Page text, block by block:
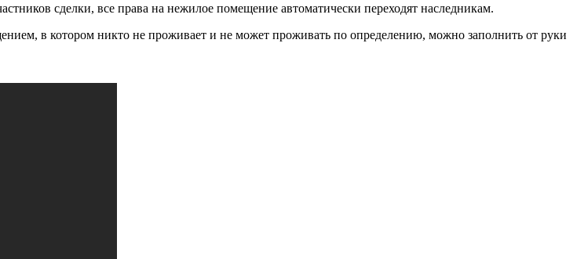
сделки, все права на нежилое помещение автоматически переходят наследникам.
в котором никто не проживает и не может проживать по определению, можно заполнить от руки